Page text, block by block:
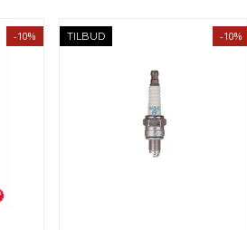
-10% TILBUD -10%